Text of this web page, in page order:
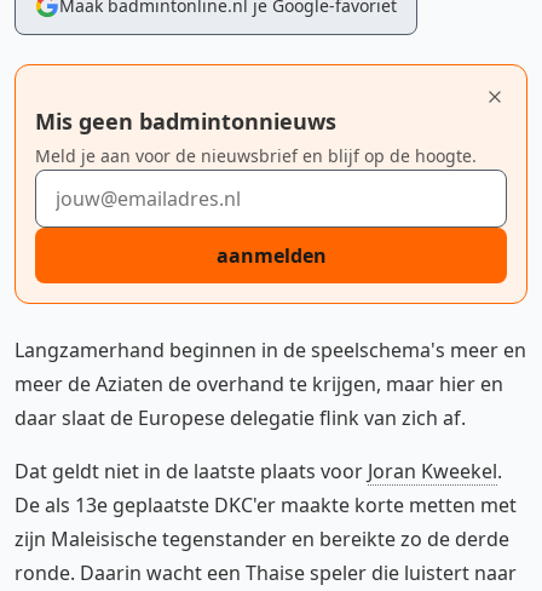
Maak badmintonline.nl je Google-favoriet
Mis geen badmintonnieuws
Meld je aan voor de nieuwsbrief en blijf op de hoogte.
E-mailadres
aanmelden
Langzamerhand beginnen in de speelschema's meer en
meer de Aziaten de overhand te krijgen, maar hier en
daar slaat de Europese delegatie flink van zich af.
Dat geldt niet in de laatste plaats voor Joran Kweekel.
De als 13e geplaatste DKC'er maakte korte metten met
zijn Maleisische tegenstander en bereikte zo de derde
ronde. Daarin wacht een Thaise speler die luistert naar